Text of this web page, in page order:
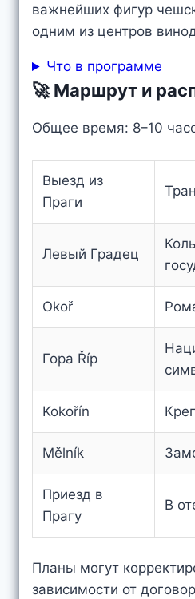
важнейших фигур
одним из центров
Что в программе
🚀 Маршрут и
Общее время: 8–10
Выезд из
Праги
Левый Градец
Okoř
Гора Říp
Kokořín
Mělník
Приезд в
Прагу
В
Планы могут
зависимости от